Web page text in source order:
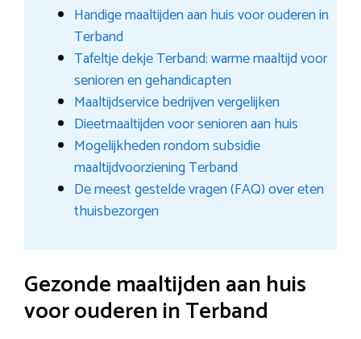
Handige maaltijden aan huis voor ouderen in
Terband
Tafeltje dekje Terband: warme maaltijd voor
senioren en gehandicapten
Maaltijdservice bedrijven vergelijken
Dieetmaaltijden voor senioren aan huis
Mogelijkheden rondom subsidie
maaltijdvoorziening Terband
De meest gestelde vragen (FAQ) over eten
thuisbezorgen
Gezonde maaltijden aan huis
voor ouderen in Terband